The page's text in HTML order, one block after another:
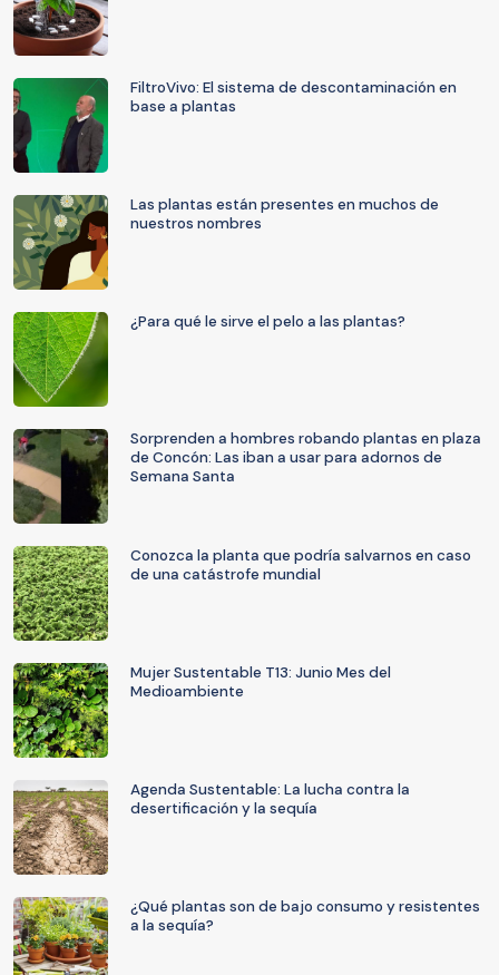
FiltroVivo: El sistema de descontaminación en
base a plantas
Las plantas están presentes en muchos de
nuestros nombres
¿Para qué le sirve el pelo a las plantas?
Sorprenden a hombres robando plantas en plaza
de Concón: Las iban a usar para adornos de
Semana Santa
Conozca la planta que podría salvarnos en caso
de una catástrofe mundial
Mujer Sustentable T13: Junio Mes del
Medioambiente
Agenda Sustentable: La lucha contra la
desertificación y la sequía
¿Qué plantas son de bajo consumo y resistentes
a la sequía?